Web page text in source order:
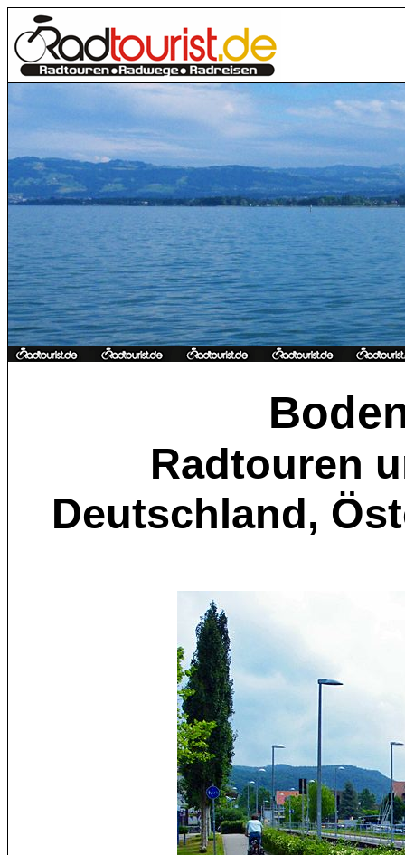
Radtouren
Deutschland,